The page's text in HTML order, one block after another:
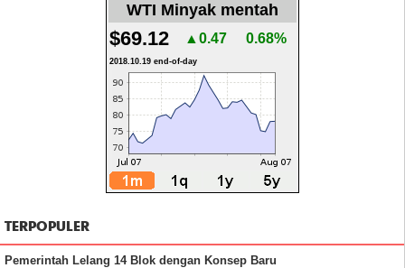
WTI Minyak mentah
$69.12 ▲0.47 0.68%
2018.10.19 end-of-day
TERPOPULER
Pemerintah Lelang 14 Blok dengan Konsep Baru